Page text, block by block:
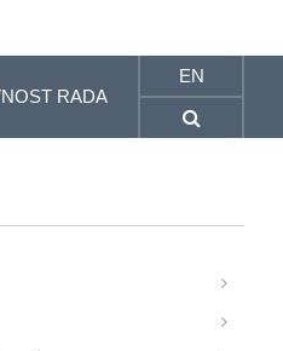
RADA
EN